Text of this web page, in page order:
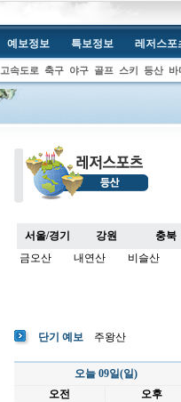
예보정보 특보정보 레저스포
고속도로 축구 야구 골프 스키 등산 바
서울/경기 강원
충북
금오산
내연산 비슬산
단기 예보 주왕산
오늘 09일(일)
오전
오후